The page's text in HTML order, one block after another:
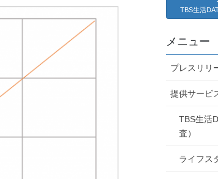
TBS生活
メニュー
プレスリリ
提供サービ
TBS生活
査）
ライフス